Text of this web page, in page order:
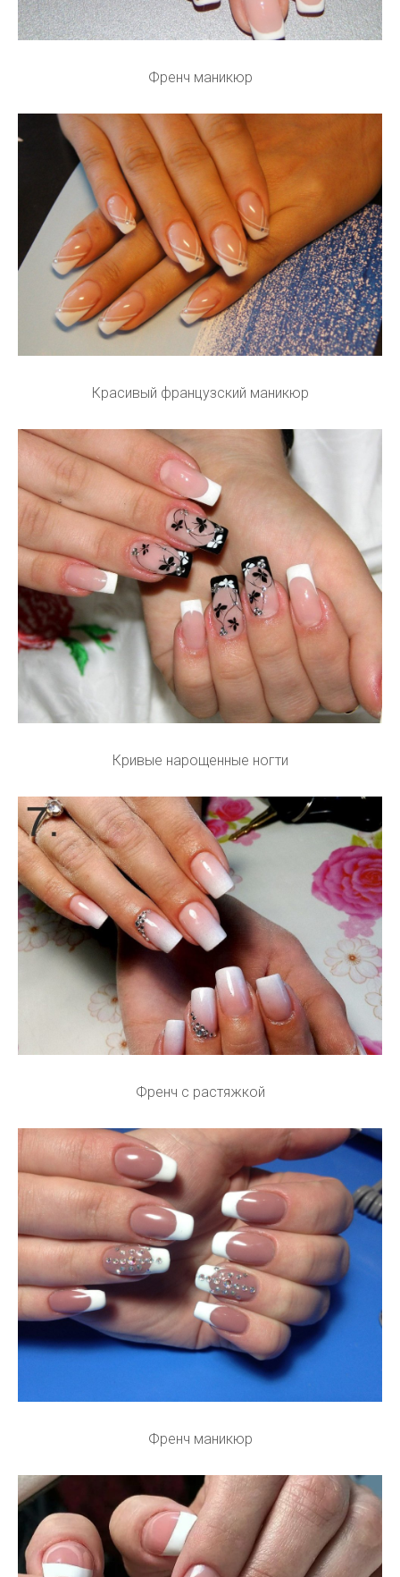
Френч маникюр
Красивый французский маникюр
Кривые нарощенные ногти
Френч с растяжкой
Френч маникюр